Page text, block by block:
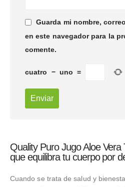
Guarda mi nombre,
en este navegador para la
comente.
cuatro − uno =
Quality Puro Jugo Aloe Vera
que equilibra tu cuerpo por
Cuando se trata de salud y